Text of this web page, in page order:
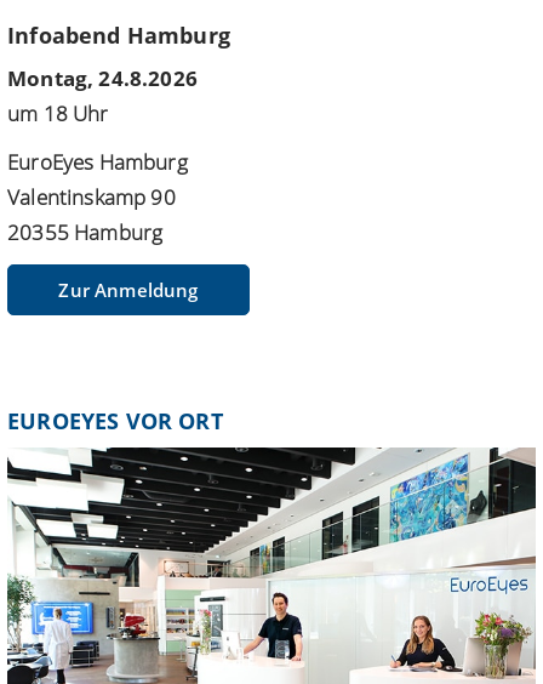
Infoabend Hamburg
Montag, 24.8.2026
um 18 Uhr
EuroEyes Hamburg
Valentinskamp 90
20355 Hamburg
Zur Anmeldung
EUROEYES VOR ORT